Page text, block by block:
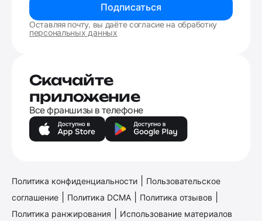
Подписаться
Оставляя почту, вы даёте согласие на обработку
персональных данных
Скачайте
приложение
Все франшизы в телефоне
Политика конфиденциальности
Пользовательское
соглашение
Политика DCMA Политика отзывов
Политика ранжирования
Использование материалов